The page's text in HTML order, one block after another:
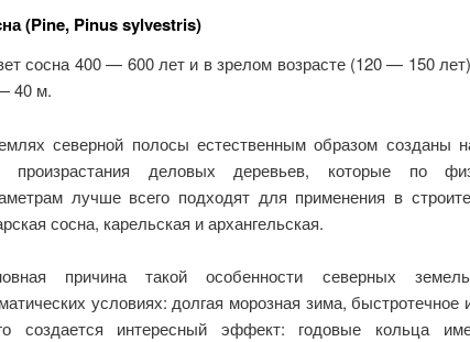
(Pine, Pinus sylvestris)
сосна 400 — 600 лет и в зрелом возрасте (120 — 150
40 м.
северной полосы естественным образом созданы
произрастания деловых деревьев, которые по
лучше всего подходят для применения в
сосна, карельская и архангельская.
причина такой особенности северных
условиях: долгая морозная зима, быстротечное
создается интересный эффект: годовые кольца